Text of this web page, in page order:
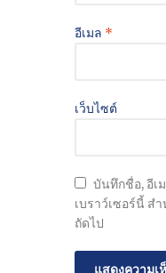
อีเมล *
เว็บไซต์
บันทึกชื่อ, อีเ
เบราว์เซอร์นี้ ส
ถัดไป